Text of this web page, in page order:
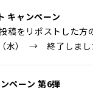
キャンペーン
稿をリポストした
（水） → 終了しま
ペーン 第6弾